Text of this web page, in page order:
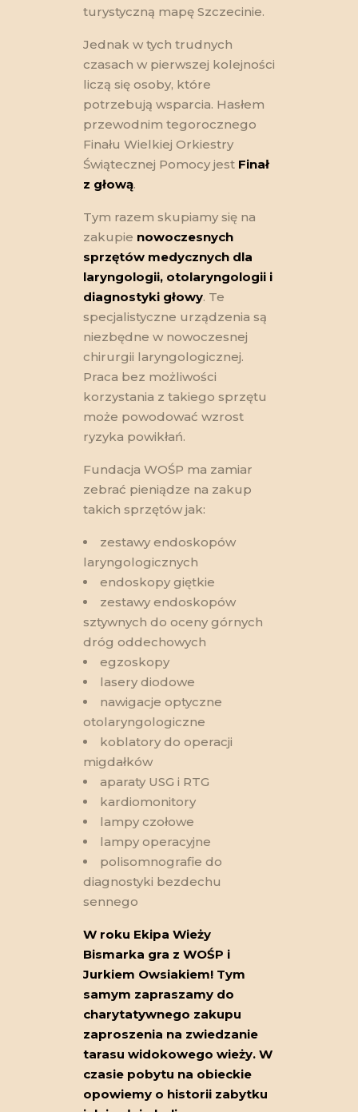
turystyczną mapę Szczecinie.
Jednak w tych trudnych
czasach w pierwszej kolejności
liczą się osoby, które
potrzebują wsparcia. Hasłem
przewodnim tegorocznego
Finału Wielkiej Orkiestry
Świątecznej Pomocy jest Finał
z głową.
Tym razem skupiamy się na
zakupie nowoczesnych
sprzętów medycznych dla
laryngologii, otolaryngologii i
diagnostyki głowy. Te
specjalistyczne urządzenia są
niezbędne w nowoczesnej
chirurgii laryngologicznej.
Praca bez możliwości
korzystania z takiego sprzętu
może powodować wzrost
ryzyka powikłań.
Fundacja WOŚP ma zamiar
zebrać pieniądze na zakup
takich sprzętów jak:
zestawy endoskopów
laryngologicznych
endoskopy giętkie
zestawy endoskopów
sztywnych do oceny górnych
dróg oddechowych
egzoskopy
lasery diodowe
nawigacje optyczne
otolaryngologiczne
koblatory do operacji
migdałków
aparaty USG i RTG
kardiomonitory
lampy czołowe
lampy operacyjne
polisomnografie do
diagnostyki bezdechu
sennego
W roku Ekipa Wieży
Bismarka gra z WOŚP i
Jurkiem Owsiakiem! Tym
samym zapraszamy do
charytatywnego zakupu
zaproszenia na zwiedzanie
tarasu widokowego wieży. W
czasie pobytu na obieckie
opowiemy o historii zabytku